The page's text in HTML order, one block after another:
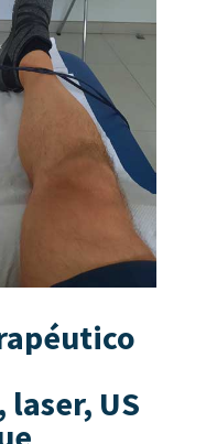
US